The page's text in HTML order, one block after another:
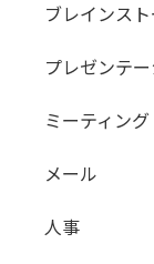
ブレインス
プレゼンテ
ミーティング
メール
人事